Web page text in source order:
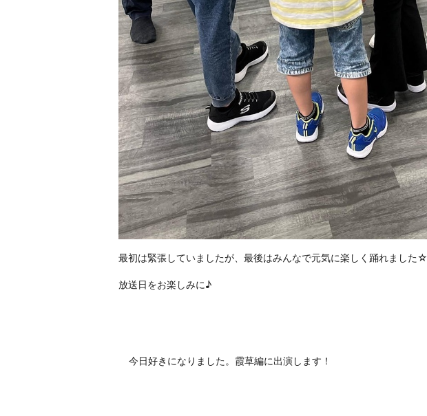
最初は緊張していましたが、最後はみんなで元気に楽しく踊れました☆
放送日をお楽しみに♪
今日好きになりました。霞草編に出演します！